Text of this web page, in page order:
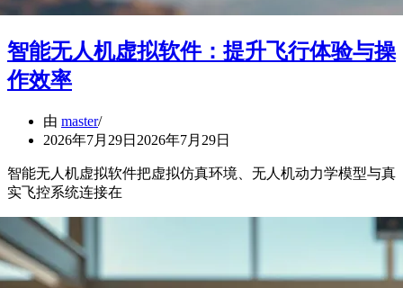
智能无人机虚拟软件：提升飞行体验与操
作效率
由 master
2026年7月29日 2026年7月29日
智能无人机虚拟软件把虚拟仿真环境、无人机动力学模型与真
实飞控系统连接在